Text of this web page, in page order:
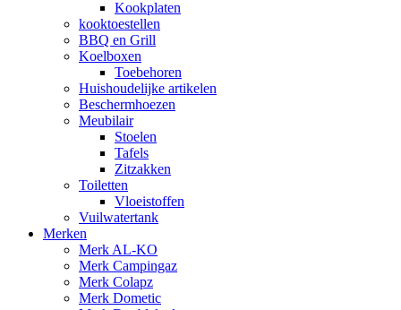
Kookplaten
kooktoestellen
BBQ en Grill
Koelboxen
Toebehoren
Huishoudelijke artikelen
Beschermhoezen
Meubilair
Stoelen
Tafels
Zitzakken
Toiletten
Vloeistoffen
Vuilwatertank
Merken
Merk AL-KO
Merk Campingaz
Merk Colapz
Merk Dometic